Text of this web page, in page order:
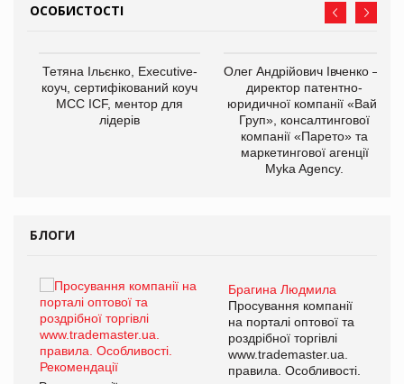
ОСОБИСТОСТІ
Тетяна Ільєнко, Executive-
коуч, сертифікований коуч
МСС ICF, ментор для
лідерів
Олег Андрійович Івченко —
директор патентно-
юридичної компанії «Вайз
Груп», консалтингової
компанії «Парето» та
маркетингової агенції
Myka Agency.
БЛОГИ
Брагина Людмила
Просування компанії
на порталі оптової та
роздрібної торгівлі
www.trademaster.ua.
правила. Особливості.